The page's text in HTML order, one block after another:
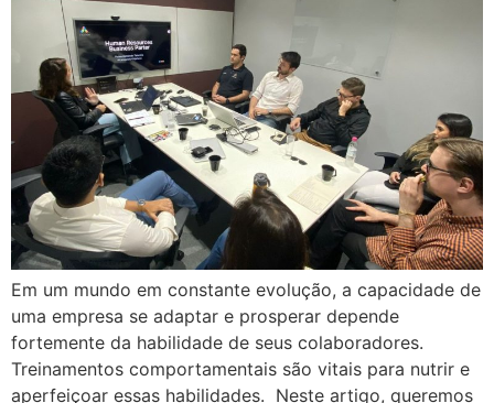
Em um mundo em constante evolução, a capacidade de
uma empresa se adaptar e prosperar depende
fortemente da habilidade de seus colaboradores.
Treinamentos comportamentais são vitais para nutrir e
aperfeiçoar essas habilidades. Neste artigo, queremos